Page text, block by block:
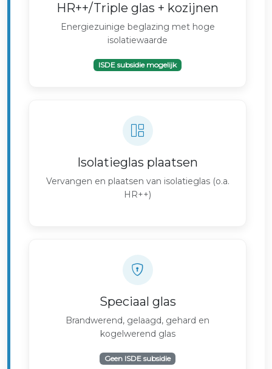
HR++/Triple glas + kozijnen
Energiezuinige beglazing met hoge
isolatiewaarde
ISDE subsidie mogelijk
Isolatieglas plaatsen
Vervangen en plaatsen van isolatieglas (o.a.
HR++)
Speciaal glas
Brandwerend, gelaagd, gehard en
kogelwerend glas
Geen ISDE subsidie